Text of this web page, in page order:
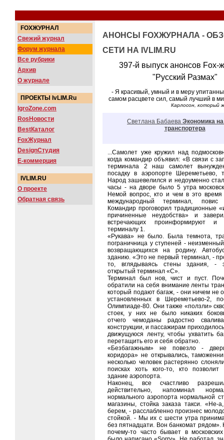
FOXЖУРНАЛ
Свежий журнал
Форум журнала
Все рубрики
Архив
О журнале
ПРОЕКТЫ IvLIM.Ru
IgroZone.com
RosНовости
BestКаталог
FoxЖурнал
DesignСтудия
Е-коммерция
IVLIM.RU
О проекте
Обратная связь
АНОНСЫ FOXЖУРНАЛА -
СЕТИ НА IVLIM.RU
397-й выпуск анонсов Fox-
"Русский Размах"
- Я красивый, умный и в меру
самом расцвете сил, самый лучший в
Карлосон, который
Светлана Бабаева Экономика
транспортера
...Самолет уже кружил над
когда командир объявил: «В связи с
терминала 2 наш самолет
посадку в аэропорте Шереметьево,
Народ зашевелился и недоуменно
часы - на дворе было 5 утра
Немой вопрос, кто и чем в это время
международный терминал,
Командир проговорил традиционные
причиненные неудобства» и
встречающих проинформируют и
терминалу 1.
«Рукава» не было. Была темнота,
пограничница у ступеней -
возвращающихся на родину.
зданию. «Это не первый терминал, -
то, вглядываясь стены здания, -
открытый терминал «С».
Терминал был нов, чист и пуст.
обратили на себя внимание ленты
который подают багаж, - они ничем не
установленных в Шереметьево-2,
Олимпиаде-80. Они также «ползли»
стоек, у них не было никаких
отчего чемоданы радостно
конструкции, и пассажирам
движущуюся ленту, чтобы ухватить
перетащить его и себя обратно.
«Безбагажным» не повезло -
коридора» не открывались,
несколько человек растерянно
поисках хоть кого-то, кто позволит
здание аэропорта.
Наконец, все счастливо
действительно, напоминал
нормального аэропорта нормальной
магазины, стойка заказа такси. «Не-
берем, - расслабленно произнес
стойкой. - Мы их с шести утра
без пятнадцати. Вон банкомат рядом».
почему-то часто бывает в